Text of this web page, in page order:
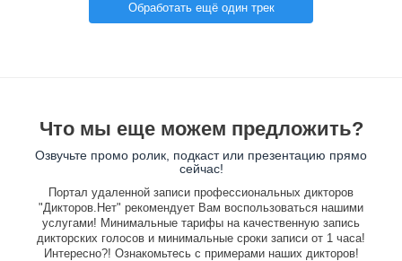
Обработать ещё один трек
Что мы еще можем предложить?
Озвучьте промо ролик, подкаст или презентацию прямо
сейчас!
Портал удаленной записи профессиональных дикторов
"Дикторов.Нет" рекомендует Вам воспользоваться нашими
услугами! Минимальные тарифы на качественную запись
дикторских голосов и минимальные сроки записи от 1 часа!
Интересно?! Ознакомьтесь с примерами наших дикторов!